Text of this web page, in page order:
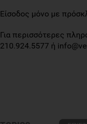
Είσοδος μόνο με
Για περισσότερες
210.924.5577 ή